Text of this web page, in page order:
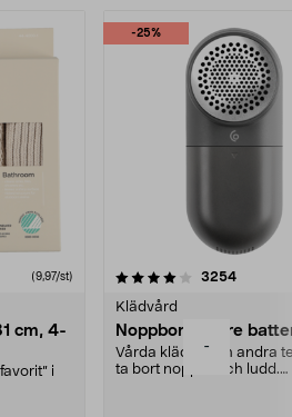
-
(9,97/st)
cm, 4-
i
-25%
3254
Klädvård
Noppborttagare
Vårda kläder och andra
ta bort noppor och ludd.
4.5av 5 stjärnor